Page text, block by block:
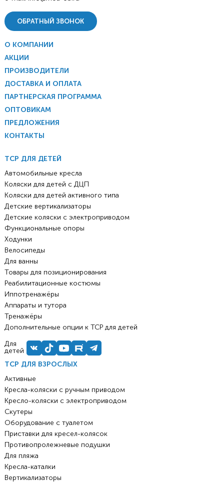
ОБРАТНЫЙ ЗВОНОК
О КОМПАНИИ
АКЦИИ
ПРОИЗВОДИТЕЛИ
ДОСТАВКА И ОПЛАТА
ПАРТНЕРСКАЯ ПРОГРАММА
ОПТОВИКАМ
ПРЕДЛОЖЕНИЯ
КОНТАКТЫ
ТСР ДЛЯ ВЗРОСЛЫХ
Активные
Кресла-коляски с ручным приводом
Кресло-коляски с электроприводом
Скутеры
Оборудование с туалетом
Приставки для кресел-колясок
Противопролежневые подушки
Для пляжа
Кресла-каталки
Вертикализаторы
ТСР ДЛЯ ДЕТЕЙ
Автомобильные кресла
Коляски для детей с ДЦП
Коляски для детей активного типа
Детские вертикализаторы
Детские коляски с электроприводом
Функциональные опоры
Ходунки
Велосипеды
Для ванны
Товары для позиционирования
Реабилитационные костюмы
Иппотренажёры
Аппараты и тутора
Тренажёры
Дополнительные опции к ТСР для детей
Для
детей